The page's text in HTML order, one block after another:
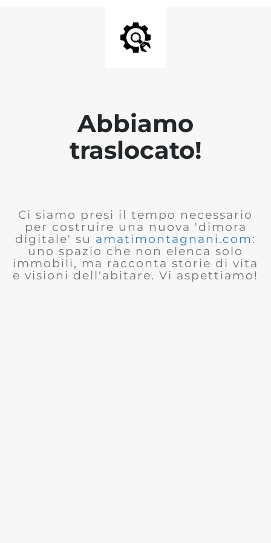
Abbiamo
traslocato!
Ci siamo presi il tempo necessario
per costruire una nuova 'dimora
digitale' su amatimontagnani.com:
uno spazio che non elenca solo
immobili, ma racconta storie di vita
e visioni dell'abitare. Vi aspettiamo!